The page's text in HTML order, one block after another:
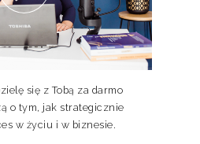
+ e-book Doskonale
się z Tobą za darmo
o tym, jak strategicznie
w życiu i w biznesie.